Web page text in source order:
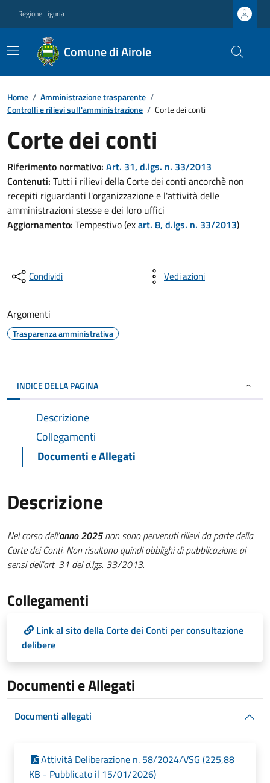
Regione Liguria
Comune di Airole
Home / Amministrazione trasparente /
Controlli e rilievi sull'amministrazione / Corte dei conti
Corte dei conti
Riferimento normativo: Art. 31, d.lgs. n. 33/2013
Contenuti: Tutti i rilievi della Corte dei conti ancorchè non
recepiti riguardanti l'organizzazione e l'attività delle
amministrazioni stesse e dei loro uffici
Aggiornamento: Tempestivo (exart. 8, d.lgs. n. 33/2013)
Condividi Vedi azioni
Argomenti
Trasparenza amministrativa
INDICE DELLA PAGINA
Descrizione
Collegamenti
Documenti e Allegati
Descrizione
Nelcorso dell’anno 2025non sono pervenuti rilievi da parte della
Corte dei Conti. Non risultano quindi obblighi di pubblicazione ai
sensi dell’art. 31 del d.lgs. 33/2013.
Collegamenti
Link al sito della Corte dei Conti per consultazione
delibere
Documenti e Allegati
Documenti allegati
Attività Deliberazione n. 58/2024/VSG (225,88
KB - Pubblicato il 15/01/2026)